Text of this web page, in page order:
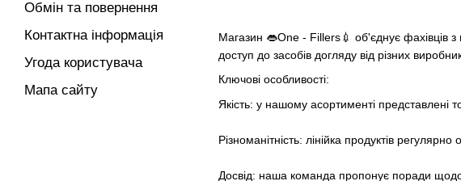
Магазин 👄One - Fillers💉 об'єднує фахівців
доступ до засобів догляду від різних
Ключові особливості:
Якість: у нашому асортименті представлені
Різноманітність: лінійка продуктів
Досвід: наша команда пропонує поради щодо
Обмін та повернення
Контактна інформація
Угода користувача
Мапа сайту